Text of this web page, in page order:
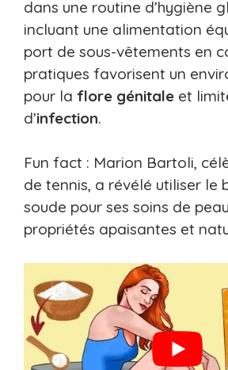
dans une routine d’hygiène
incluant une alimentation
port de sous-vêtements en
pratiques favorisent un
pour la flore génitale et
d’infection.
Fun fact : Marion Bartoli,
de tennis, a révélé utiliser le
soude pour ses soins de
propriétés apaisantes et